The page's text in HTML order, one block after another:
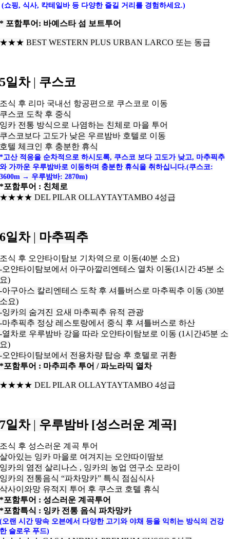
(쇼핑, 식사, 칵테일바 등 다양한 즐길 거리를 경험하세요.)
* 포함투어: 바예스타 섬 보트투어
★★★ BEST WESTERN PLUS URBAN LARCO 또는 동급
5일차 | 쿠스코
조식 후 리마 국내선 항공편으로 쿠스코로 이동
쿠스코 도착 후 중식
잉카 전통 방식으로 나염하는 친체로 마을 투어
쿠스코보다 고도가 낮은 우르밤바 호텔로 이동
호텔 체크인 후 충분한 휴식
*고산 적응을 순차적으로 하시도록, 쿠스코 보다 고도가 낮고, 마추픽추
와 가까운 우루밤바로 이동하며 충분한 휴식을 취하십니다.(쿠스코:
3600m → 우루밤바: 2870m)
*포함투어 : 친체로
★★★★DEL PILAR OLLAYTAYTAMBO 4성급
6일차 | 마추픽추
조식 후 오얀타이탐보 기차역으로 이동(40분 소요)
-오얀타이탐보에서 아구아깔리엔테스 열차 이동(1시간 45분 소
요)
-아구아스 칼리엔테스 도착 후 셔틀버스로 마추픽추 이동 (30분
소요)
-잉카의 숨겨진 요새 마추픽추 유적 관광
-마추픽추 정상 레스토랑에서 중식 후 셔틀버스로 하산
-열차로 우루밤바 강을 따라 오얀타이탐보로 이동 (1시간45분 소
요)
-오얀타이탐보에서 전용차량 탑승 후 호텔로 귀환
*포함투어 : 마추피추 투어 / 파노라믹 열차
★★★★DEL PILAR OLLAYTAYTAMBO 4성급
7일차 | 우루밤바 [성스러운 계곡]
조식 후 성스러운 계곡 투어
살아있는 잉카 마을로 여겨지는 오얀따이땀보
잉카의 염전 살리나스 , 잉카의 농업 연구소 모라이
잉카의 전통음식 “파차망카” 특식 점심식사
삭사이와망 유적지 투어 후 쿠스코 호텔 휴식
*포함투어 : 성스러운 계곡투어
*포함특식 : 잉카 전통 음식 파차망카
(오랜 시간 땅속 오븐에서 다양한 고기와 야채 등을 익히는 방식의 건강
한 슬로우 푸드)